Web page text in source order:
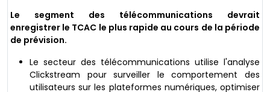
Le segment des télécommunications devrait
enregistrer le TCAC le plus rapide au cours de la période
de prévision.
Le secteur des télécommunications utilise l'analyse
Clickstream pour surveiller le comportement des
utilisateurs sur les plateformes numériques, optimiser